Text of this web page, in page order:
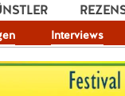
Interviews